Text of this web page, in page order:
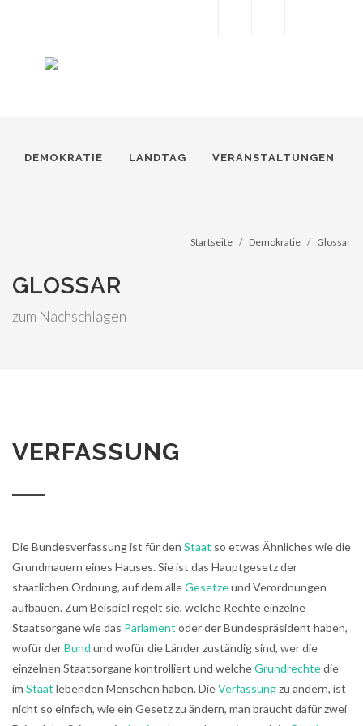
DEMOKRATIE LANDTAG VERANSTALTUNGEN
GLOSSAR
zum Nachschlagen
Startseite Demokratie Glossar
VERFASSUNG
Die Bundesverfassung ist für den Staat so etwas Ähnliches wie die
Grundmauern eines Hauses. Sie ist das Hauptgesetz der
staatlichen Ordnung, auf dem alleGesetzeund Verordnungen
aufbauen. Zum Beispiel regelt sie, welche Rechte einzelne
Staatsorgane wie das Parlament oder der Bundespräsident haben,
wofür derBund und wofür die Länder zuständig sind, wer die
einzelnen Staatsorgane kontrolliert und welcheGrundrechtedie
im Staat lebenden Menschen haben. DieVerfassungzu ändern, ist
nicht so einfach, wie ein Gesetz zu ändern, man braucht dafür zwei